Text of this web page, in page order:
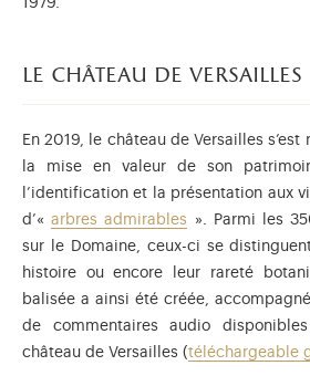
1979.
le château de versailles
En 2019, le château de Versailles
la mise en valeur de son
l’identification et la présentation aux
d’«arbres admirables
». Parmi les
sur le Domaine, ceux-ci se
histoire ou encore leur rareté
balisée a ainsi été créée,
de commentaires audio
château de Versailles (téléchargeable